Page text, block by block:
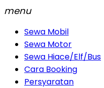
menu
Sewa Mobil
Sewa Motor
Sewa Hiace/Elf/Bus
Cara Booking
Persyaratan